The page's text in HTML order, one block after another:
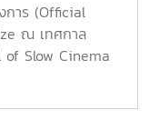
การ (Official
ณ เทศกาล
Slow Cinema
โลก ซึ่งมุ่งเน้นการ